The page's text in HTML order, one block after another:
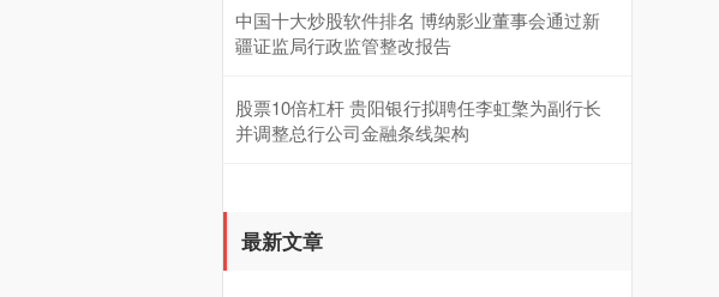
中国十大炒股软件排名 博纳影业董事会通过新
疆证监局行政监管整改报告
股票10倍杠杆 贵阳银行拟聘任李虹檠为副行长
并调整总行公司金融条线架构
最新文章